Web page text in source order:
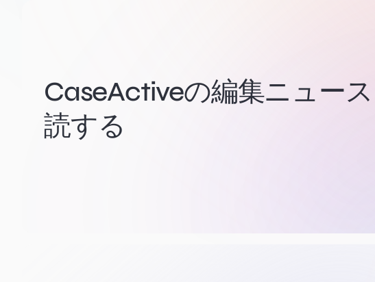
CaseActiveの編集ニュー
読する